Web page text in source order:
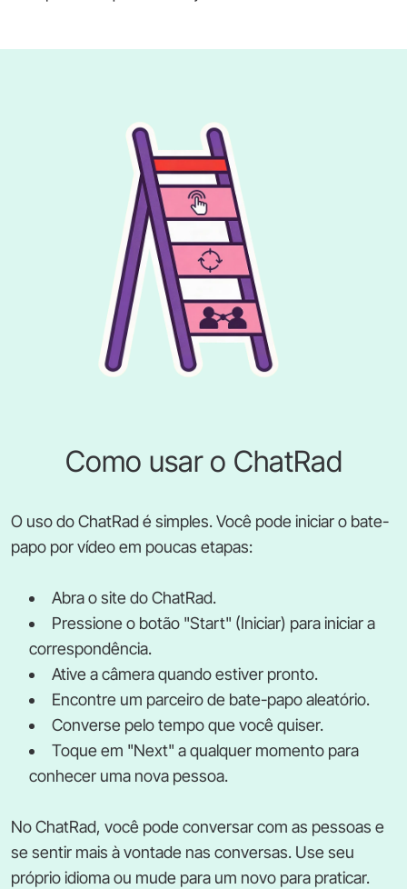
Como usar o ChatRad
O uso do ChatRad é simples. Você pode iniciar o bate-
papo por vídeo em poucas etapas:
Abra o site do ChatRad.
Pressione o botão "Start" (Iniciar) para iniciar a
correspondência.
Ative a câmera quando estiver pronto.
Encontre um parceiro de bate-papo aleatório.
Converse pelo tempo que você quiser.
Toque em "Next" a qualquer momento para
conhecer uma nova pessoa.
No ChatRad, você pode conversar com as pessoas e
se sentir mais à vontade nas conversas. Use seu
próprio idioma ou mude para um novo para praticar.